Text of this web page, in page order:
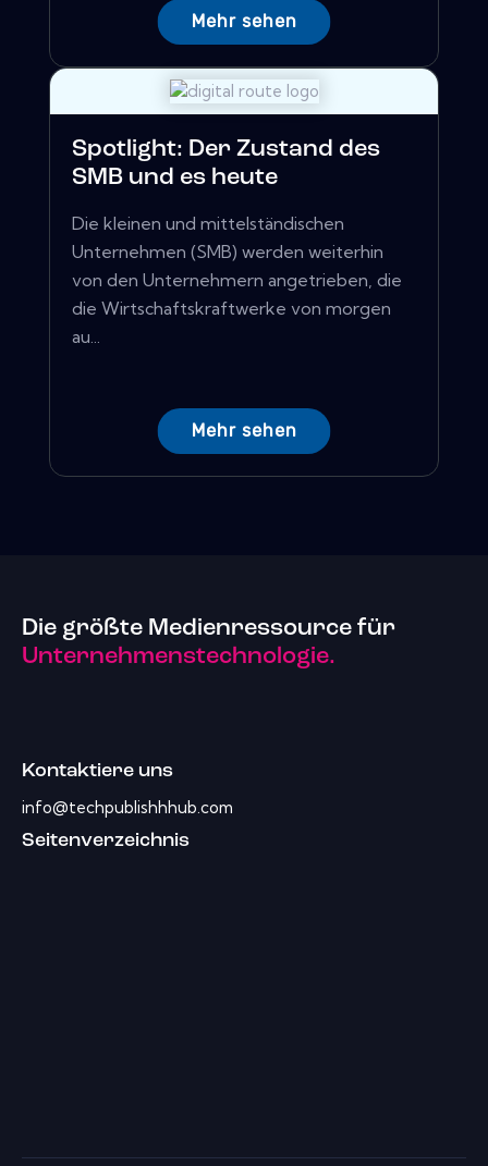
Mehr sehen
Spotlight: Der Zustand des
SMB und es heute
Die kleinen und mittelständischen
Unternehmen (SMB) werden weiterhin
von den Unternehmern angetrieben, die
die Wirtschaftskraftwerke von morgen
au...
Mehr sehen
Die größte Medienressource für
Unternehmenstechnologie.
Kontaktiere uns
info@techpublishhhub.com
Seitenverzeichnis